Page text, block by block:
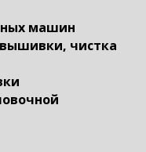
машин
чистка